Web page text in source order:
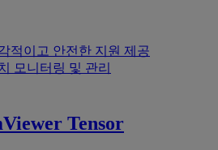
적이고 안전한 지원 제공
모니터링 및 관리
Tensor